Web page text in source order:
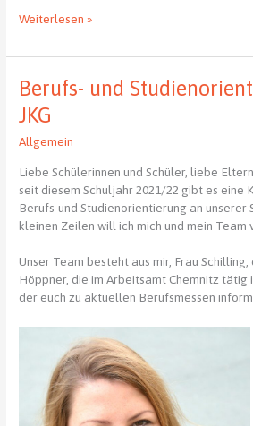
Noch
vor
Wochenende?
–
Plane
deine
–
Besuche
die
mach
Messe
in
Chemnitz
Weiterlesen »
Berufs- und
JKG
Allgemein
Liebe Schülerinnen und Schüler, liebe Eltern,
seit diesem Schuljahr 2021/22 gibt es eine
Berufs-und Studienorientierung an unserer
kleinen Zeilen will ich mich und mein Team
Unser Team besteht aus mir, Frau
Höppner, die im Arbeitsamt Chemnitz tätig
der euch zu aktuellen Berufsmessen